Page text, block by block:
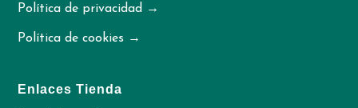
Política de privacidad →
Política de cookies →
Enlaces Tienda